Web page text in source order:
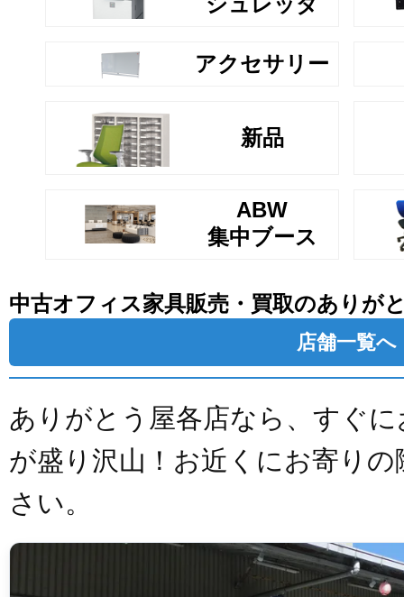
アクセサリー
新品
ABW
集中ブース
中古オフィス家具販売・買取のありが
店舗一覧へ
ありがとう屋各店なら、すぐ
が盛り沢山！お近くにお寄り
さい。